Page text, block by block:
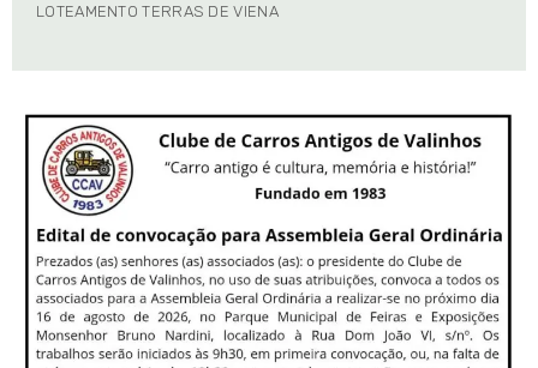
LOTEAMENTO TERRAS DE VIENA